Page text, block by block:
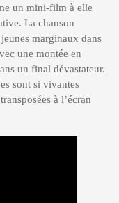
un mini-film à elle
La chanson
marginaux dans
une montée en
un final dévastateur.
sont si vivantes
à l’écran